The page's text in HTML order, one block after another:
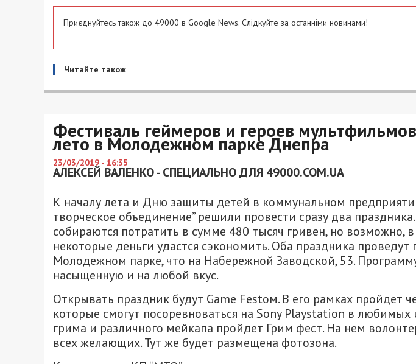
Приєднуйтесь також до 49000 в Google News. Слідкуйте за останніми новинами!
Читайте також
Фестиваль геймеров и героев
лето в Молодежном парке Днепра
23/03/2019 - 16:35
АЛЕКСЕЙ ВАЛЕНКО - СПЕЦИАЛЬНО ДЛЯ 49000.COM.UA
К началу лета и Дню защиты детей в коммунальном
творческое объединение” решили провести сразу два
собираются потратить в сумме 480 тысяч гривен, но возможно, в
некоторые деньги удастся сэкономить. Оба праздника проведут
Молодежном парке, что на Набережной Заводской, 53.
насыщенную и на любой вкус.
Открывать праздник будут Game Festом. В его рамках пройдет
которые смогут посоревноваться на Sony Playstation в любимых
грима и различного мейкапа пройдет Грим фест. На нем
всех желающих. Тут же будет размещена фотозона.